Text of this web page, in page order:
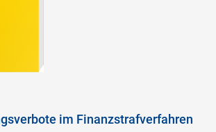
im Finanzstrafverfahren